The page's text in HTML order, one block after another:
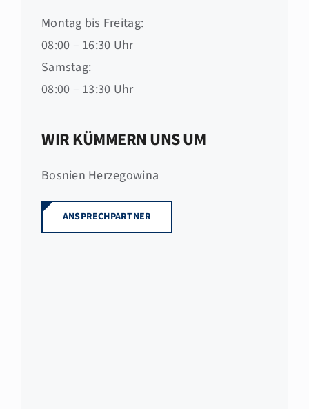
Montag bis Freitag:
08:00 – 16:30 Uhr
Samstag:
08:00 – 13:30 Uhr
WIR KÜMMERN UNS UM
Bosnien Herzegowina
ANSPRECHPARTNER